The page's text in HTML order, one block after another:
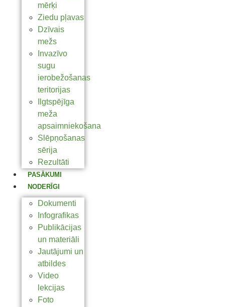
mērķi
Ziedu pļavas
Dzīvais
mežs
Invazīvo
sugu
ierobežošanas
teritorijas
Ilgtspējīga
meža
apsaimniekošana
Slēpņošanas
sērija
Rezultāti
PASĀKUMI
NODERĪGI
Dokumenti
Infografikas
Publikācijas
un materiāli
Jautājumi un
atbildes
Video
lekcijas
Foto